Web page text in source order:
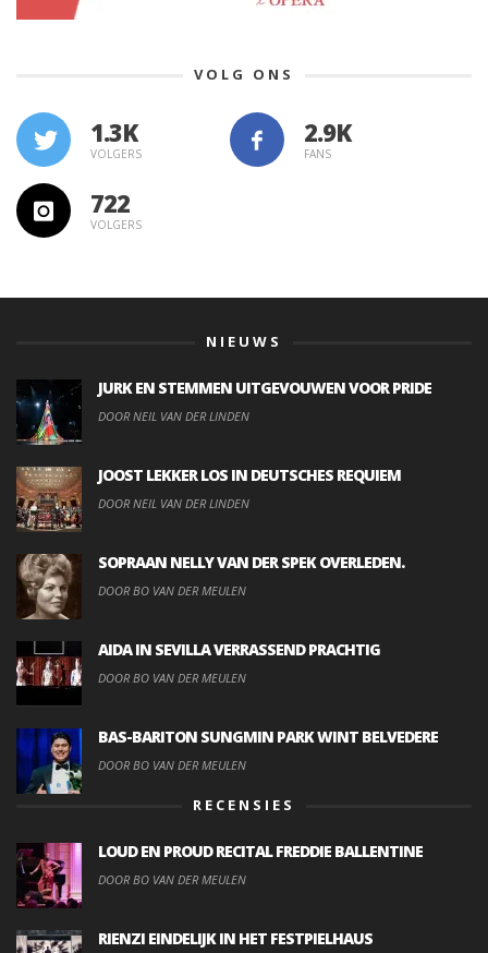
VOLG ONS
1.3K
VOLGERS FANS
722
VOLGERS
NIEUWS
JURK EN STEMMEN UITGEVOUWEN VOOR PRIDE
DOOR NEIL VAN DER LINDEN
JOOST LEKKER LOS IN DEUTSCHES REQUIEM
DOOR NEIL VAN DER LINDEN
SOPRAAN NELLY VAN DER SPEK OVERLEDEN.
DOOR BO VAN DER MEULEN
AIDA IN SEVILLA VERRASSEND PRACHTIG
DOOR BO VAN DER MEULEN
BAS-BARITON SUNGMIN PARK WINT BELVEDERE
DOOR BO VAN DER MEULEN
RECENSIES
LOUD EN PROUD RECITAL FREDDIE BALLENTINE
DOOR BO VAN DER MEULEN
RIENZI EINDELIJK IN HET FESTPIELHAUS